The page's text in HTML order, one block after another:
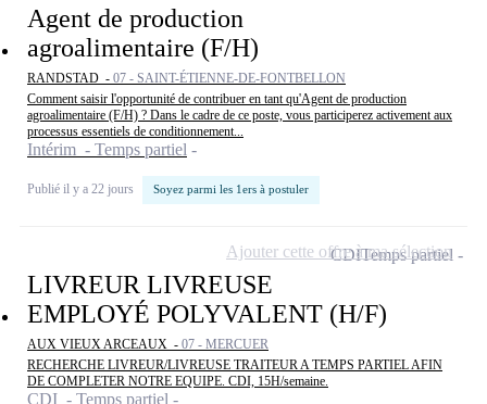
Agent de production
agroalimentaire (F/H)
RANDSTAD - 07 - SAINT-ÉTIENNE-DE-FONTBELLON
Comment saisir l'opportunité de contribuer en tant qu'Agent de production
agroalimentaire (F/H) ? Dans le cadre de ce poste, vous participerez activement aux
processus essentiels de conditionnement...
Intérim - Temps partiel
Publié il y a 22 jours Soyez parmi les 1ers à postuler
LIVREUR LIVREUSE
EMPLOYÉ POLYVALENT (H/F)
AUX VIEUX ARCEAUX - 07 - MERCUER
RECHERCHE LIVREUR/LIVREUSE TRAITEUR A TEMPS PARTIEL AFIN
DE COMPLETER NOTRE EQUIPE. CDI, 15H/semaine.
CDI - Temps partiel
CDITemps partiel
Ajouter cette offre à ma sélection